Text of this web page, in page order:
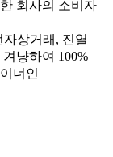
회사의 소비자
자상거래, 진열
냥하여 100%
너인